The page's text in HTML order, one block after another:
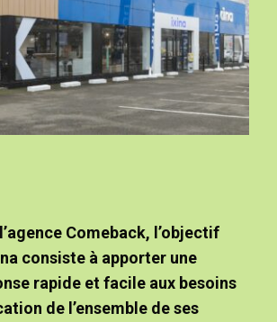
Comeback, l’objectif
consiste à apporter une
rapide et facile aux besoins
de l’ensemble de ses